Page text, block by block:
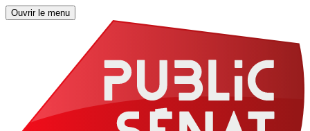
Ouvrir le menu